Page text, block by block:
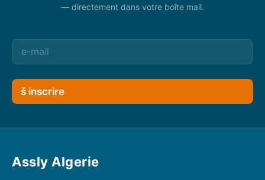
— directement dans votre boîte mail.
š inscrire
Assly Algerie